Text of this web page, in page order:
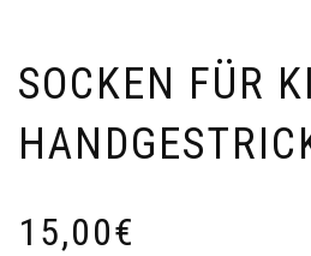
SOCKEN FÜR
15,00€